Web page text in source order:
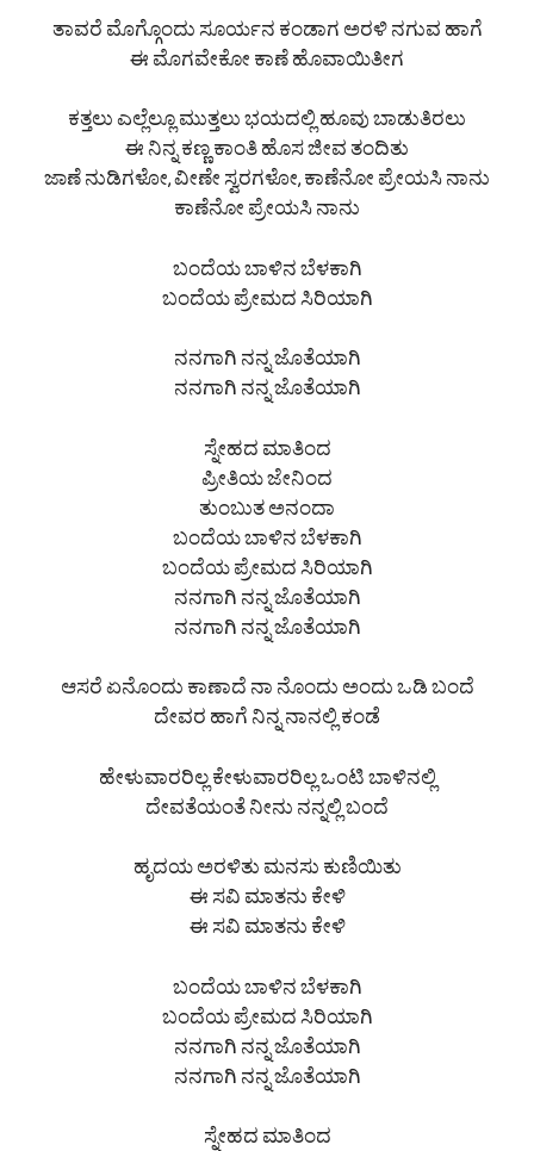
ತಾವರೆ ಮೊಗ್ಗೊಂದು ಸೂರ್ಯನ ಕಂಡಾಗ ಅರಳಿ ನಗುವ ಹಾಗೆ
ಈ ಮೊಗವೇಕೋ ಕಾಣೆ ಹೊವಾಯಿತೀಗ
ಕತ್ತಲು ಎಲ್ಲೆಲ್ಲೂ ಮುತ್ತಲು ಭಯದಲ್ಲಿ ಹೂವು ಬಾಡುತಿರಲು
ಈ ನಿನ್ನ ಕಣ್ಣ ಕಾಂತಿ ಹೊಸ ಜೀವ ತಂದಿತು
ಜಾಣೆ ನುಡಿಗಳೋ, ವೀಣೇ ಸ್ವರಗಳೋ, ಕಾಣೆನೋ ಪ್ರೇಯಸಿ ನಾನು
ಕಾಣೆನೋ ಪ್ರೇಯಸಿ ನಾನು
ಬಂದೆಯ ಬಾಳಿನ ಬೆಳಕಾಗಿ
ಬಂದೆಯ ಪ್ರೇಮದ ಸಿರಿಯಾಗಿ
ನನಗಾಗಿ ನನ್ನ ಜೊತೆಯಾಗಿ
ನನಗಾಗಿ ನನ್ನ ಜೊತೆಯಾಗಿ
ಸ್ನೇಹದ ಮಾತಿಂದ
ಪ್ರೀತಿಯ ಜೇನಿಂದ
ತುಂಬುತ ಅನಂದಾ
ಬಂದೆಯ ಬಾಳಿನ ಬೆಳಕಾಗಿ
ಬಂದೆಯ ಪ್ರೇಮದ ಸಿರಿಯಾಗಿ
ನನಗಾಗಿ ನನ್ನ ಜೊತೆಯಾಗಿ
ನನಗಾಗಿ ನನ್ನ ಜೊತೆಯಾಗಿ
ಆಸರೆ ಏನೊಂದು ಕಾಣಾದೆ ನಾ ನೊಂದು ಅಂದು ಒಡಿ ಬಂದೆ
ದೇವರ ಹಾಗೆ ನಿನ್ನ ನಾನಲ್ಲಿ ಕಂಡೆ
ಹೇಳುವಾರರಿಲ್ಲ ಕೇಳುವಾರರಿಲ್ಲ ಒಂಟಿ ಬಾಳಿನಲ್ಲಿ
ದೇವತೆಯಂತೆ ನೀನು ನನ್ನಲ್ಲಿ ಬಂದೆ
ಹೃದಯ ಅರಳಿತು ಮನಸು ಕುಣಿಯಿತು
ಈ ಸವಿ ಮಾತನು ಕೇಳಿ
ಈ ಸವಿ ಮಾತನು ಕೇಳಿ
ಬಂದೆಯ ಬಾಳಿನ ಬೆಳಕಾಗಿ
ಬಂದೆಯ ಪ್ರೇಮದ ಸಿರಿಯಾಗಿ
ನನಗಾಗಿ ನನ್ನ ಜೊತೆಯಾಗಿ
ನನಗಾಗಿ ನನ್ನ ಜೊತೆಯಾಗಿ